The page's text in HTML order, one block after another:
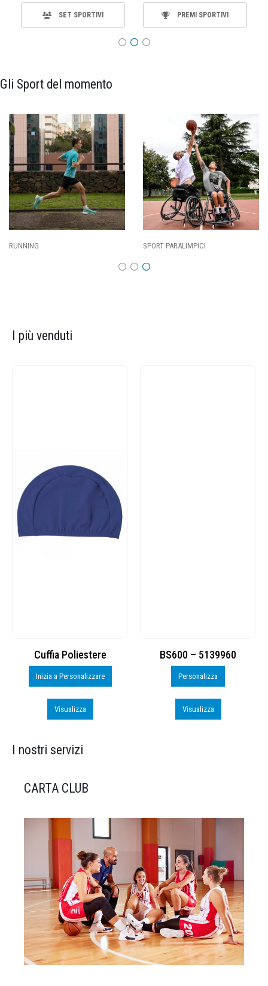
SET SPORTIVI PREMI SPORTIVI
Gli Sport del momento
RUNNING SPORT PARALIMPICI
I più venduti
Cuffia Poliestere
Inizia a Personalizzare
Visualizza
BS600 – 5139960
Personalizza
Visualizza
I nostri servizi
CARTA CLUB